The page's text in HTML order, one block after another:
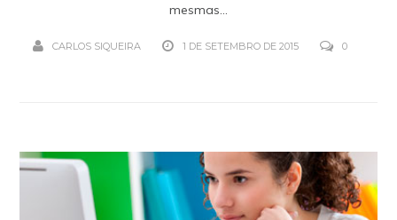
mesmas...
CARLOS SIQUEIRA 1 DE SETEMBRO DE 2015 0